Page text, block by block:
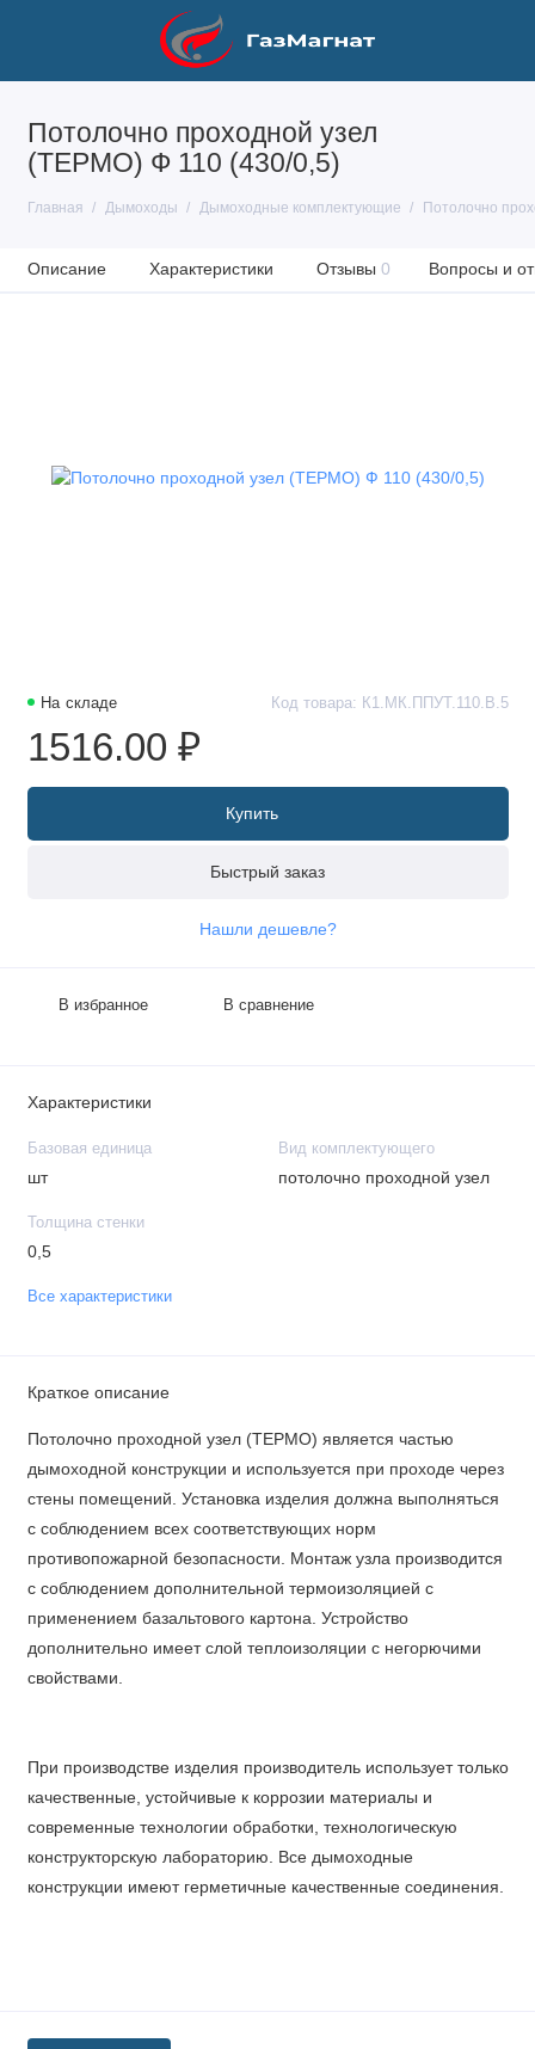
Потолочно проходной узел
(ТЕРМО) Ф 110 (430/0,5)
Главная Дымоходы Дымоходные комплектующие Потолочно
Описание Характеристики Отзывы 0 Вопросы и
На складе Код товара: К1.МК.ППУТ.110.В.5
1516.00 ₽
Купить
Быстрый заказ
Нашли дешевле?
В избранное В сравнение
Характеристики
Базовая единица
шт
Вид комплектующего
потолочно проходной узел
Толщина стенки
0,5
Все характеристики
Краткое описание
Потолочно проходной узел (ТЕРМО) является частью
дымоходной конструкции и используется при проходе через
стены помещений. Установка изделия должна выполняться
с соблюдением всех соответствующих норм
противопожарной безопасности. Монтаж узла производится
с соблюдением дополнительной термоизоляцией с
применением базальтового картона. Устройство
дополнительно имеет слой теплоизоляции с негорючими
свойствами.
При производстве изделия производитель использует только
качественные, устойчивые к коррозии материалы и
современные технологии обработки, технологическую
конструкторскую лабораторию. Все дымоходные
конструкции имеют герметичные качественные соединения.